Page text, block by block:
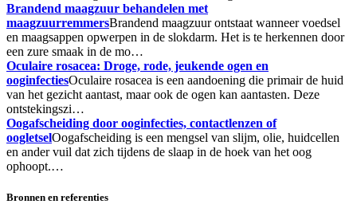
Brandend maagzuur behandelen met
maagzuurremmersBrandend maagzuur ontstaat wanneer voedsel
en maagsappen opwerpen in de slokdarm. Het is te herkennen door
een zure smaak in de mo…
Oculaire rosacea: Droge, rode, jeukende ogen en
ooginfectiesOculaire rosacea is een aandoening die primair de huid
van het gezicht aantast, maar ook de ogen kan aantasten. Deze
ontstekingszi…
Oogafscheiding door ooginfecties, contactlenzen of
oogletselOogafscheiding is een mengsel van slijm, olie, huidcellen
en ander vuil dat zich tijdens de slaap in de hoek van het oog
ophoopt.…
Bronnen en referenties